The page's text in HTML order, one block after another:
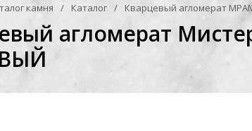
агломерат
камня Каталог Кварцевый агломерат